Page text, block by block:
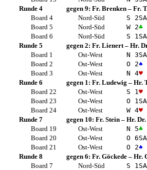
Runde 4
gegen 9: Fr. Brenken – Fr.
Board 4
Nord-Süd S 2SA
Board 5
Nord-Süd W 2♣
Board 6
Nord-Süd S 1 SA
Runde 5
gegen 2: Fr. Lienert – Hr.
Board 1
Ost-West N 3SA
Board 2
Ost-West O 2♠
Board 3
Ost-West N 4♥
Runde 6
gegen 1: Fr. Ludewig – Hr.
Board 22
Ost-West S 1 ♥
Board 23
Ost-West O 1 SA
Board 24
Ost-West W 4♥
Runde 7
gegen 10: Fr. Stein – Hr.
Board 19
Ost-West N 5♣
Board 20
Ost-West O 6SA
Board 21
Ost-West O 2♠
Runde 8
gegen 6: Fr. Göckede – Hr.
Board 7
Nord-Süd S 1 SA